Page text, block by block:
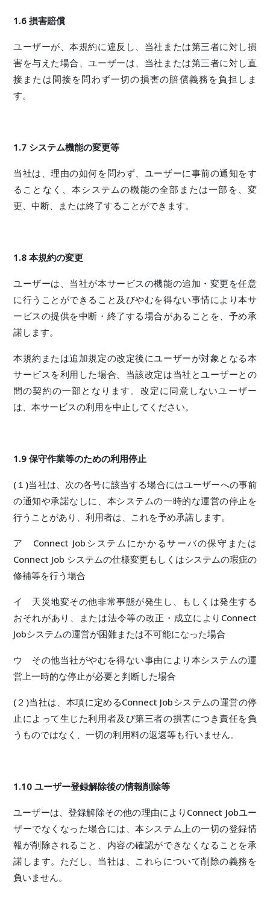
1.6 損害賠償
ユーザーが、本規約に違反し、当社または第三者に対し損
害を与えた場合、ユーザーは、当社または第三者に対し直
接または間接を問わず一切の損害の賠償義務を負担しま
す。
1.7 システム機能の変更等
当社は、理由の如何を問わず、ユーザーに事前の通知をす
ることなく、本システムの機能の全部または一部を、変
更、中断、または終了することができます。
1.8 本規約の変更
ユーザーは、当社が本サービスの機能の追加・変更を任意
に行うことができること及びやむを得ない事情により本サ
ービスの提供を中断・終了する場合があることを、予め承
諾します。
本規約または追加規定の改定後にユーザーが対象となる本
サービスを利用した場合、当該改定は当社とユーザーとの
間の契約の一部となります。改定に同意しないユーザー
は、本サービスの利用を中止してください。
1.9 保守作業等のための利用停止
(１)当社は、次の各号に該当する場合にはユーザーへの事前
の通知や承諾なしに、本システムの一時的な運営の停止を
行うことがあり、利用者は、これを予め承諾します。
ア Connect Jobシステムにかかるサーバの保守または
Connect Job システムの仕様変更もしくはシステムの瑕疵の
修補等を行う場合
イ 天災地変その他非常事態が発生し、もしくは発生する
おそれがあり、または法令等の改正・成立によりConnect
Jobシステムの運営が困難または不可能になった場合
ウ その他当社がやむを得ない事由により本システムの運
営上一時的な停止が必要と判断した場合
(２)当社は、本項に定めるConnect Jobシステムの運営の停
止によって生じた利用者及び第三者の損害につき責任を負
うものではなく、一切の利用料の返還等も行いません。
1.10 ユーザー登録解除後の情報削除等
ユーザーは、登録解除その他の理由によりConnect Jobユー
ザーでなくなった場合には、本システム上の一切の登録情
報が削除されること、内容の確認ができなくなることを承
諾します。ただし、当社は、これらについて削除の義務を
負いません。